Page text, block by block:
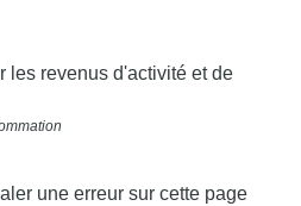
les revenus d'activité et de
une erreur sur cette page